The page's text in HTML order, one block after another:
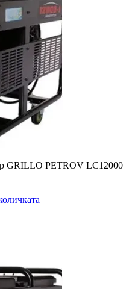
GRILLO PETROV LC12000